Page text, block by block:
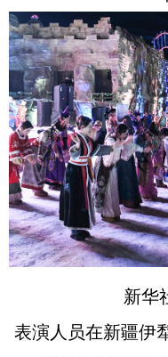
新华
表演人员在新疆伊